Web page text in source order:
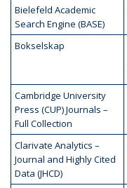
Bielefeld Academic
Search Engine (BASE)
Bokselskap
Cambridge University
Press (CUP) Journals –
Full Collection
Clarivate Analytics –
Journal and Highly Cited
Data (JHCD)